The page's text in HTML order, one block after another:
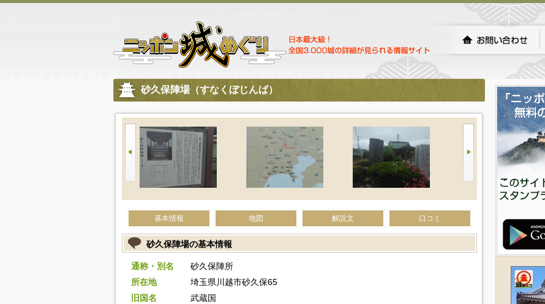
砂久保陣場（すなくぼじんば）
基本情報 地図 解説文 口コミ
砂久保陣場の基本情報
通称・別名
砂久保陣所
所在地
埼玉県川越市砂久保65
旧国名
武蔵国